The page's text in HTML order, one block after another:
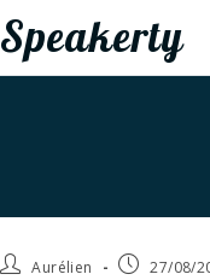
Speakerty
Aurélien 27/08/